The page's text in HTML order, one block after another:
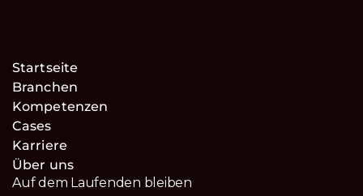
Startseite
Branchen
Kompetenzen
Cases
Karriere
Über uns
Auf dem Laufenden bleiben